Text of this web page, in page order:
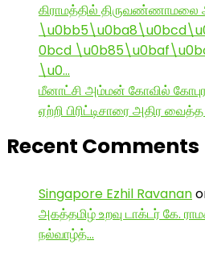
கிராமத்தில் திருவண்ணாமலை
0bcd
\u0…
மீனாட்சி அம்மன் கோவில்
ஏற்றி பிரிட்டிசாரை அதிர
Recent Comments
Singapore Ezhil Ravanan
அகத்தமிழ் உறவு டாக்டர் கே.
நல்வாழ்த்…